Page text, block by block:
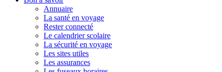
Annuaire
La santé en voyage
Rester connecté
Le calendrier scolaire
La sécurité en voyage
Les sites utiles
Les assurances